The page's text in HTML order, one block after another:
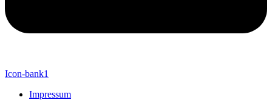
Icon-bank1
Impressum